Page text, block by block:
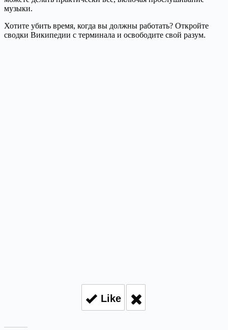
музыки.
Хотите убить время, когда вы должны работать? Откройте
сводки Википедии с терминала и освободите свой разум.
Like